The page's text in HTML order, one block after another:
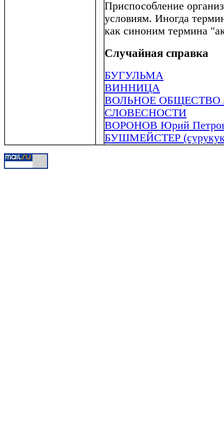
Приспособление
условиям. Иногда
как синоним термина
Случайная справка
БУГУЛЬМА
ВИННИЦА
ВОЛЬНОЕ
СЛОВЕСНОСТИ
ВОРОНОВ Юрий
БУШМЕЙСТЕР